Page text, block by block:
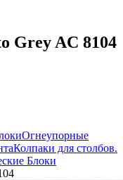
Grey AC 8104
Огнеупорные
Колпаки для столбов.
Блоки